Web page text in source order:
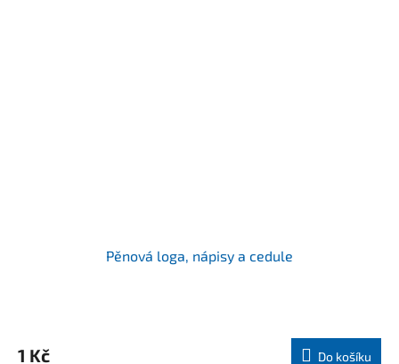
Pěnová loga, nápisy a cedule
1 Kč Do košíku